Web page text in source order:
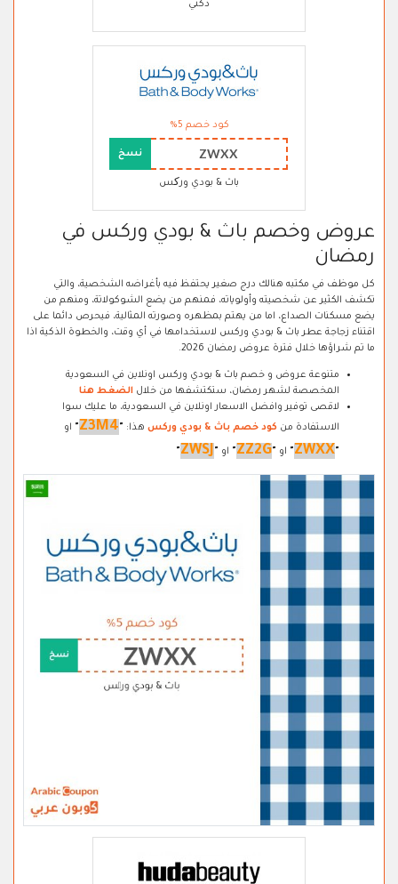
دكني
كود خصم 5%
ZWXX نسخ
باث & بودي ورکس
عروض وخصم باث & بودي وركس في
رمضان
كل موظف في مكتبه هنالك درج صغير يحتفظ فيه بأغراضه الشخصية، والتي
تكشف الكثير عن شخصيته وأولوياته، فمنهم من يضع الشوكولاتة، ومنهم من
يضع مسكنات الصداع، اما من يهتم بمظهره وصورته المثالية، فيحرص دائما على
اقتناء زجاجة عطر باث & بودي وركس لاستخدامها في أي وقت، والخطوة الذكية اذا
ما تم شراؤها خلال فترة عروض رمضان 2026.
متنوعة عروض و خصم باث & بودي وركس اونلاين في السعودية
المخصصة لشهر رمضان، ستكتشفها من خلال الضغط هنا
لاقصى توفير وافضل الاسعار اونلاين في السعودية، ما عليك سوا
الاستفادة من كود خصم باث & بودي وركس هذا: "
Z3M4
" او
"
ZWXX
" او "
ZZ2G
" او "
ZWSJ
"